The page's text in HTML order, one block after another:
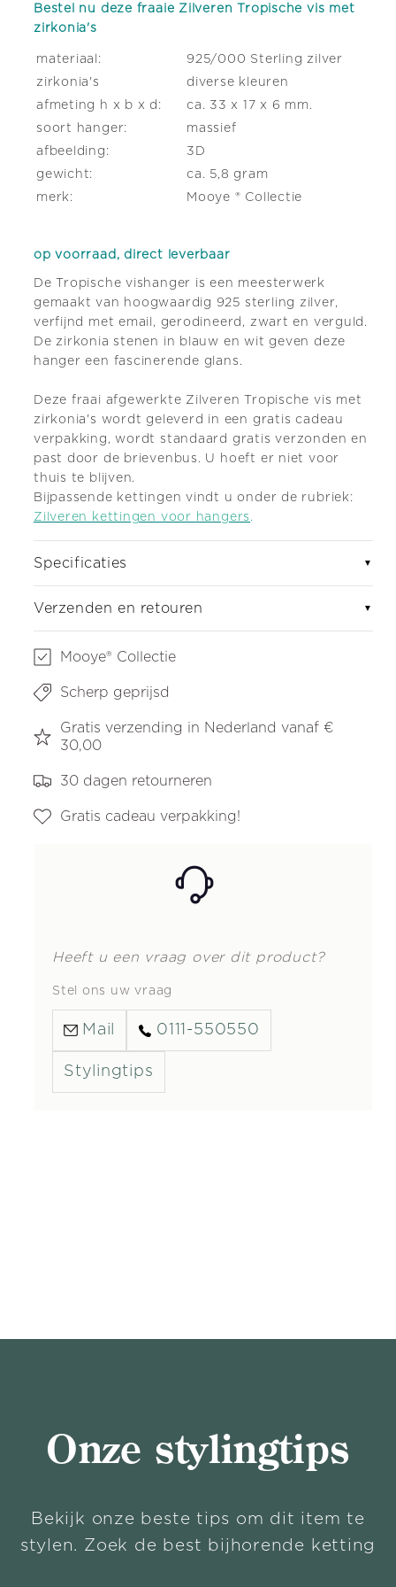
Bestel nu deze fraaie Zilveren Tropische vis met
zirkonia's
materiaal:
925/000 Sterling zilver
zirkonia's
diverse kleuren
afmeting h x b x d:
ca. 33 x 17 x 6 mm.
soort hanger:
massief
afbeelding:
3D
gewicht:
ca. 5,8 gram
merk:
Mooye ® Collectie
op voorraad, direct leverbaar
De Tropische vishanger is een meesterwerk
gemaakt van hoogwaardig 925 sterling zilver,
verfijnd met email, gerodineerd, zwart en verguld.
De zirkonia stenen in blauw en wit geven deze
hanger een fascinerende glans.
Deze fraai afgewerkte Zilveren Tropische vis met
zirkonia's wordt geleverd in een gratis cadeau
verpakking, wordt standaard gratis verzonden en
past door de brievenbus. U hoeft er niet voor
thuis te blijven.
Bijpassende kettingen vindt u onder de rubriek:
Zilveren kettingen voor hangers .
Specificaties ▼
Verzenden en retouren ▼
Mooye® Collectie
Scherp geprijsd
Gratis verzending in Nederland vanaf €
30,00
30 dagen retourneren
Gratis cadeau verpakking!
Heeft u een vraag over dit product?
Stel ons uw vraag
Mail 0111-550550
Stylingtips
Onze stylingtips
Bekijk onze beste tips om dit item te
stylen. Zoek de best bijhorende ketting